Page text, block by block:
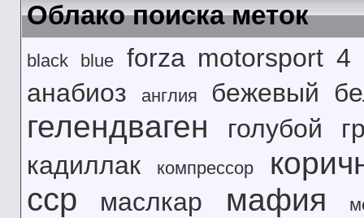
Облако поиска меток
black blue forza motorsport 4
анабиоз
англия бежевый
гелендваген голубой
кадиллак
компрессор
сср маслкар мафия